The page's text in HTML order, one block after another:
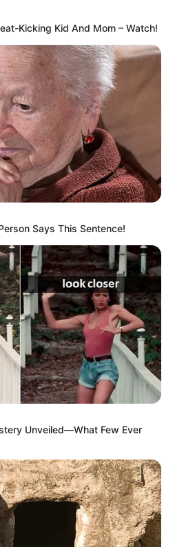
Kicking Kid And Mom – Watch!
Says This Sentence!
Unveiled—What Few Ever